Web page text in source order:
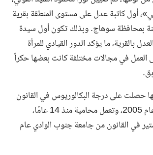
أول كاتبة عدل على مستوى المنطقة بقرية
بمحافظة سوهاج. وبذلك تكون أول سيدة
بالقرية، ما يؤكد الدور القيادي للمرأة
العمل في مجالات مختلفة كانت بعضها حكراً
حصلت على درجة البكالوريوس في القانون
من جامعة المنوفية عام 2005، وتعمل محامية منذ 14 عامًا،
في القانون من جامعة جنوب الوادي عام